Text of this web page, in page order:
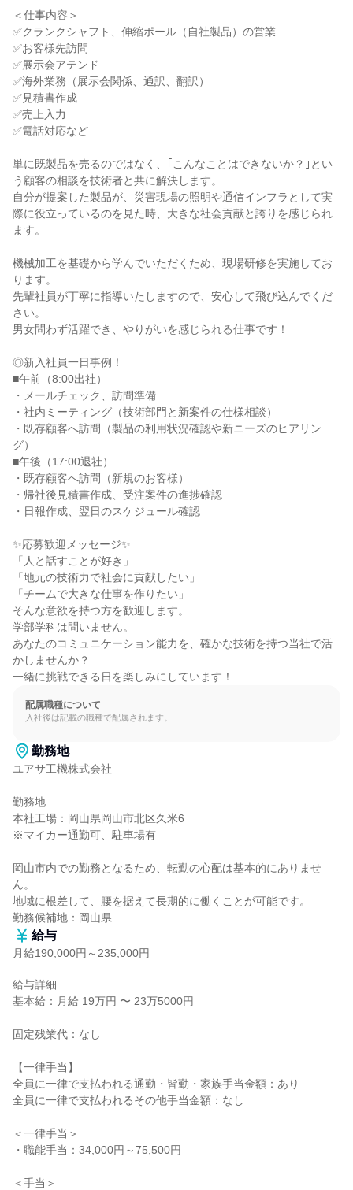
＜仕事内容＞
✅クランクシャフト、伸縮ポール（自社製品）の営業
✅お客様先訪問
✅展示会アテンド
✅海外業務（展示会関係、通訳、翻訳）
✅見積書作成
✅売上入力
✅電話対応など
単に既製品を売るのではなく、｢こんなことはできないか？｣とい
う顧客の相談を技術者と共に解決します。
自分が提案した製品が、災害現場の照明や通信インフラとして実
際に役立っているのを見た時、大きな社会貢献と誇りを感じられ
ます。
機械加工を基礎から学んでいただくため、現場研修を実施してお
ります。
先輩社員が丁寧に指導いたしますので、安心して飛び込んでくだ
さい。
男女問わず活躍でき、やりがいを感じられる仕事です！
◎新入社員一日事例！
■午前（8:00出社）
・メールチェック、訪問準備
・社内ミーティング（技術部門と新案件の仕様相談）
・既存顧客へ訪問（製品の利用状況確認や新ニーズのヒアリン
グ）
■午後（17:00退社）
・既存顧客へ訪問（新規のお客様）
・帰社後見積書作成、受注案件の進捗確認
・日報作成、翌日のスケジュール確認
✨応募歓迎メッセージ✨
「人と話すことが好き」
「地元の技術力で社会に貢献したい」
「チームで大きな仕事を作りたい」
そんな意欲を持つ方を歓迎します。
学部学科は問いません。
あなたのコミュニケーション能力を、確かな技術を持つ当社で活
かしませんか？
一緒に挑戦できる日を楽しみにしています！
配属職種について
入社後は記載の職種で配属されます。
勤務地
ユアサ工機株式会社
勤務地
本社工場：岡山県岡山市北区久米6
※マイカー通勤可、駐車場有
岡山市内での勤務となるため、転勤の心配は基本的にありませ
ん。
地域に根差して、腰を据えて長期的に働くことが可能です。
勤務候補地：岡山県
給与
月給190,000円～235,000円
給与詳細
基本給：月給 19万円 〜 23万5000円
固定残業代：なし
【一律手当】
全員に一律で支払われる通勤・皆勤・家族手当金額：あり
全員に一律で支払われるその他手当金額：なし
＜一律手当＞
・職能手当：34,000円～75,500円
＜手当＞